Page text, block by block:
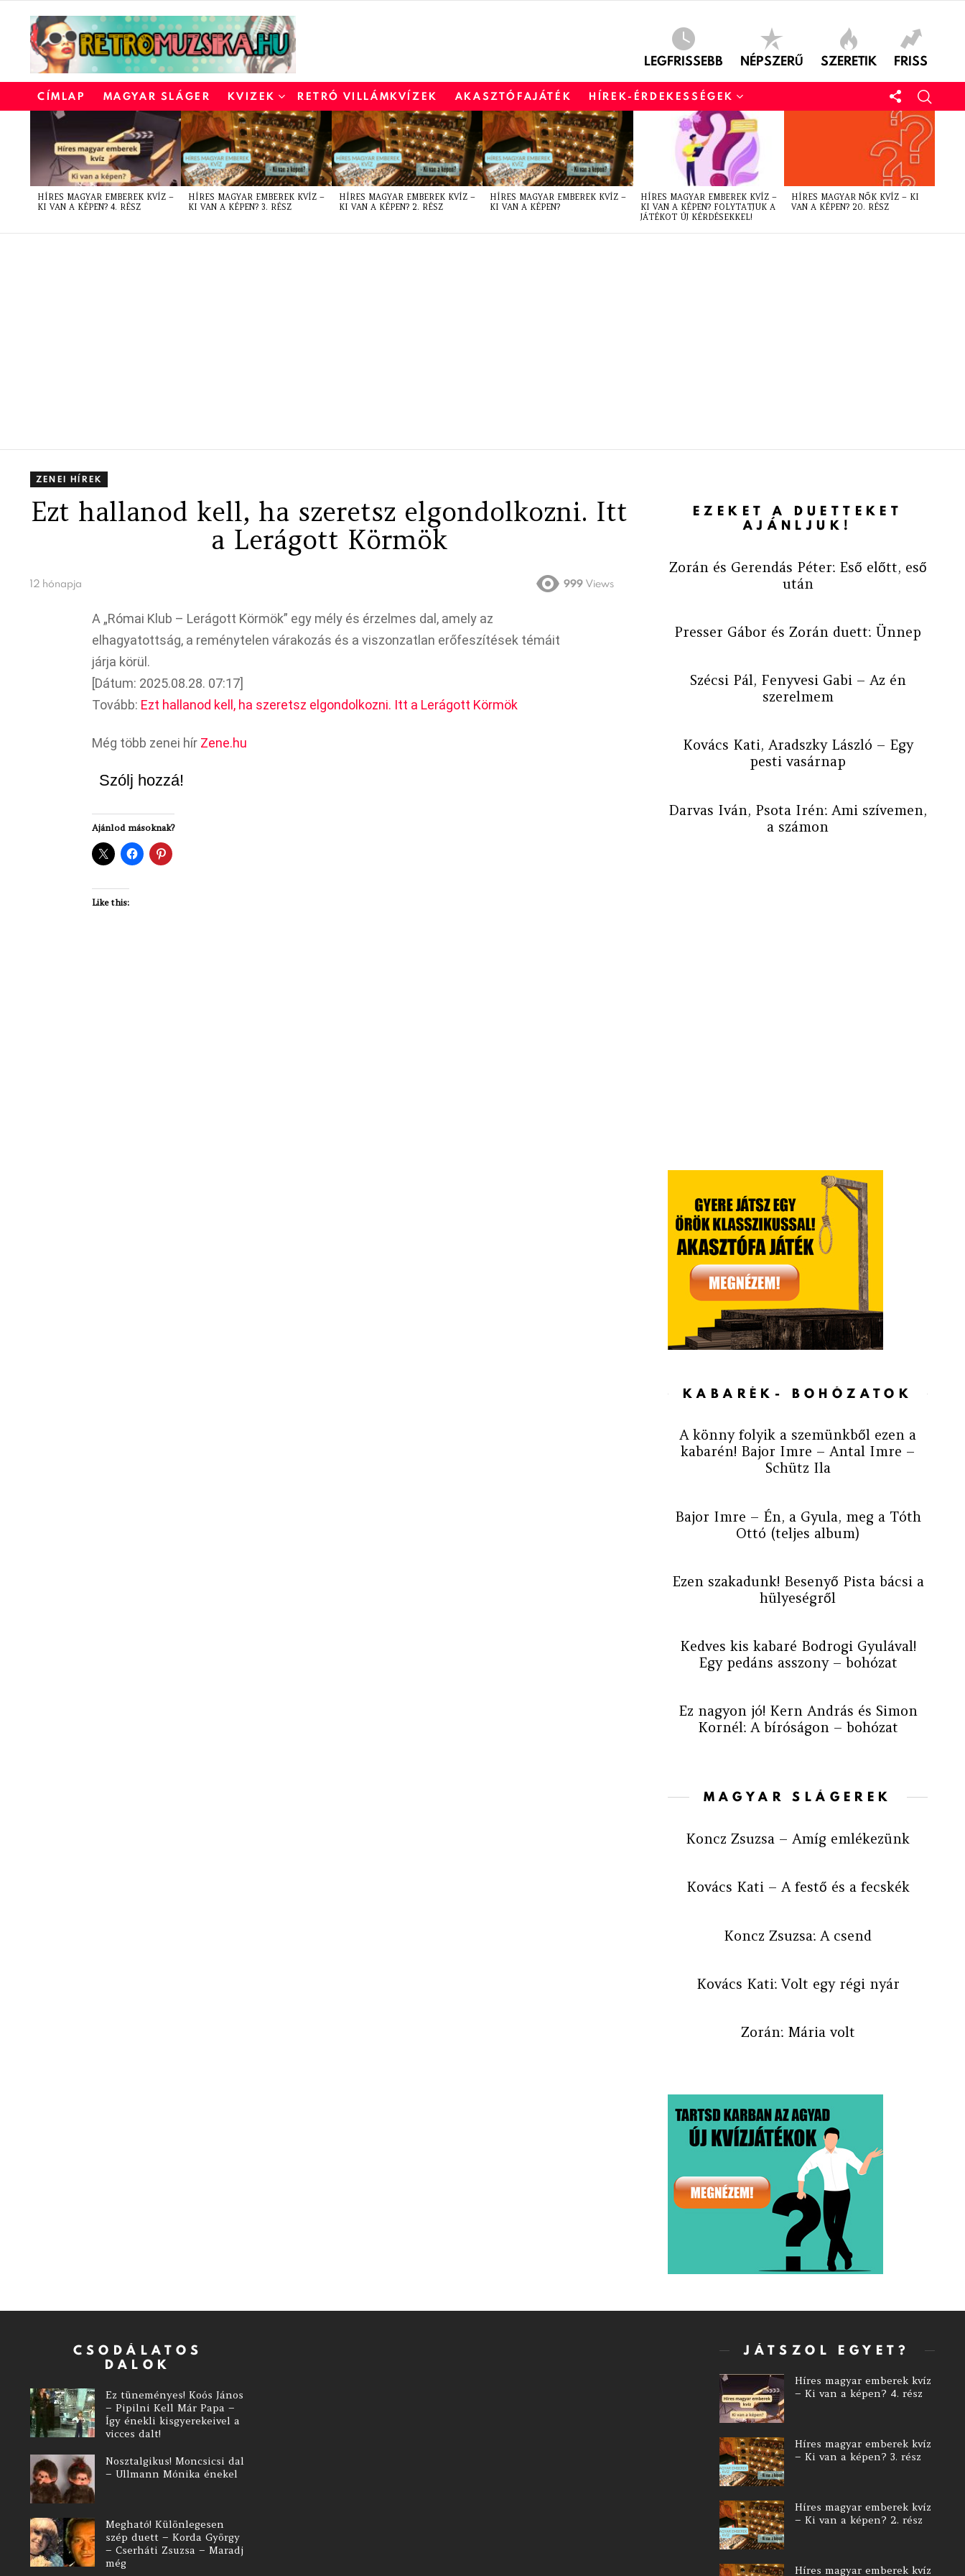
LEGFRISSEBB NÉPSZERŰ SZERETIK FRISS
CÍMLAP MAGYAR SLÁGER KVIZEK RETRÓ VILLÁMKVÍZEK AKASZTÓFAJÁTÉK HÍREK-ÉRDEKESSÉGEK
LATEST
STORIES
HÍRES MAGYAR EMBEREK KVÍZ –
KI VAN A KÉPEN? 4. RÉSZ
HÍRES MAGYAR EMBEREK KVÍZ –
KI VAN A KÉPEN? 3. RÉSZ
HÍRES MAGYAR EMBEREK KVÍZ –
KI VAN A KÉPEN? 2. RÉSZ
HÍRES MAGYAR EMBEREK KVÍZ –
KI VAN A KÉPEN?
HÍRES MAGYAR EMBEREK KVÍZ –
KI VAN A KÉPEN? FOLYTATJUK A
JÁTÉKOT ÚJ KÉRDÉSEKKEL!
HÍRES MAGYAR NŐK KVÍZ – KI
VAN A KÉPEN? 20. RÉSZ
ZENEI HÍREK
Ezt hallanod kell, ha szeretsz elgondolkozni. Itt
a Lerágott Körmök
12 hónapja 999 Views
A „Római Klub – Lerágott Körmök” egy mély és érzelmes dal, amely az
elhagyatottság, a reménytelen várakozás és a viszonzatlan erőfeszítések témáit
járja körül.
[Dátum: 2025.08.28. 07:17]
Tovább: Ezt hallanod kell, ha szeretsz elgondolkozni. Itt a Lerágott Körmök
Még több zenei hír Zene.hu
Szólj hozzá!
Ajánlod másoknak?
Like this:
EZEKET A DUETTEKET
AJÁNLJUK!
Zorán és Gerendás Péter: Eső előtt, eső
után
Presser Gábor és Zorán duett: Ünnep
Szécsi Pál, Fenyvesi Gabi – Az én
szerelmem
Kovács Kati, Aradszky László – Egy
pesti vasárnap
Darvas Iván, Psota Irén: Ami szívemen,
a számon
KABARÉK- BOHÓZATOK
A könny folyik a szemünkből ezen a
kabarén! Bajor Imre – Antal Imre –
Schütz Ila
Bajor Imre – Én, a Gyula, meg a Tóth
Ottó (teljes album)
Ezen szakadunk! Besenyő Pista bácsi a
hülyeségről
Kedves kis kabaré Bodrogi Gyulával!
Egy pedáns asszony – bohózat
Ez nagyon jó! Kern András és Simon
Kornél: A bíróságon – bohózat
MAGYAR SLÁGEREK
Koncz Zsuzsa – Amíg emlékezünk
Kovács Kati – A festő és a fecskék
Koncz Zsuzsa: A csend
Kovács Kati: Volt egy régi nyár
Zorán: Mária volt
CSODÁLATOS
DALOK
Ez tüneményes! Koós János
– Pipilni Kell Már Papa –
Így énekli kisgyerekeivel a
vicces dalt!
Nosztalgikus! Moncsicsi dal
– Ullmann Mónika énekel
Megható! Különlegesen
szép duett – Korda György
– Cserháti Zsuzsa – Maradj
még
JÁTSZOL EGYET?
Híres magyar emberek kvíz
– Ki van a képen? 4. rész
Híres magyar emberek kvíz
– Ki van a képen? 3. rész
Híres magyar emberek kvíz
– Ki van a képen? 2. rész
Híres magyar emberek kvíz